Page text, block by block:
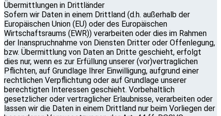
Übermittlungen in Drittländer
Sofern wir Daten in einem Drittland (d.h. außerhalb der
Europäischen Union (EU) oder des Europäischen
Wirtschaftsraums (EWR)) verarbeiten oder dies im Rahmen
der Inanspruchnahme von Diensten Dritter oder Offenlegung,
bzw. Übermittlung von Daten an Dritte geschieht, erfolgt
dies nur, wenn es zur Erfüllung unserer (vor)vertraglichen
Pflichten, auf Grundlage Ihrer Einwilligung, aufgrund einer
rechtlichen Verpflichtung oder auf Grundlage unserer
berechtigten Interessen geschieht. Vorbehaltlich
gesetzlicher oder vertraglicher Erlaubnisse, verarbeiten oder
lassen wir die Daten in einem Drittland nur beim Vorliegen der